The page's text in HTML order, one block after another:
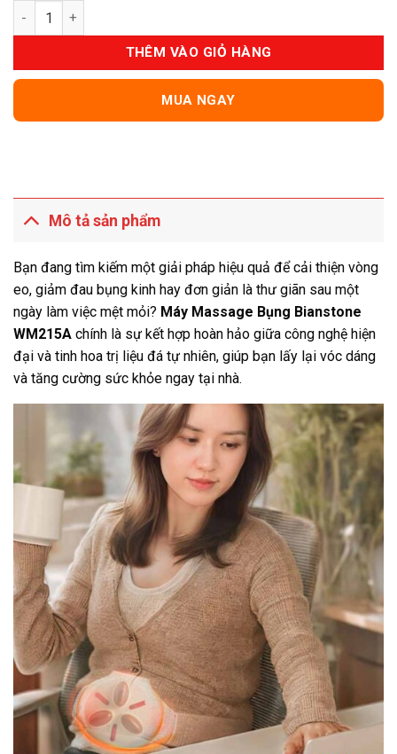
Máy Massage Bụng Bianstone WM215A số lượng
THÊM VÀO GIỎ HÀNG
MUA NGAY
Mô tả sản phẩm
Bạn đang tìm kiếm một giải pháp hiệu quả để cải thiện vòng
eo, giảm đau bụng kinh hay đơn giản là thư giãn sau một
ngày làm việc mệt mỏi? Máy Massage Bụng Bianstone
WM215A chính là sự kết hợp hoàn hảo giữa công nghệ hiện
đại và tinh hoa trị liệu đá tự nhiên, giúp bạn lấy lại vóc dáng
và tăng cường sức khỏe ngay tại nhà.